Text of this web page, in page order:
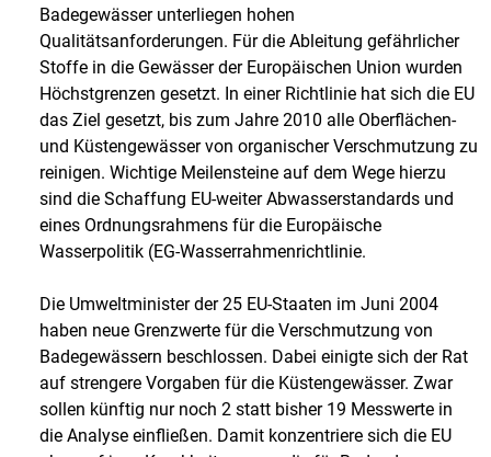
Badegewässer unterliegen hohen
Qualitätsanforderungen. Für die Ableitung gefährlicher
Stoffe in die Gewässer der Europäischen Union wurden
Höchstgrenzen gesetzt. In einer Richtlinie hat sich die EU
das Ziel gesetzt, bis zum Jahre 2010 alle Oberflächen-
und Küstengewässer von organischer Verschmutzung zu
reinigen. Wichtige Meilensteine auf dem Wege hierzu
sind die Schaffung EU-weiter Abwasserstandards und
eines Ordnungsrahmens für die Europäische
Wasserpolitik (EG-Wasserrahmenrichtlinie.
Die Umweltminister der 25 EU-Staaten im Juni 2004
haben neue Grenzwerte für die Verschmutzung von
Badegewässern beschlossen. Dabei einigte sich der Rat
auf strengere Vorgaben für die Küstengewässer. Zwar
sollen künftig nur noch 2 statt bisher 19 Messwerte in
die Analyse einfließen. Damit konzentriere sich die EU